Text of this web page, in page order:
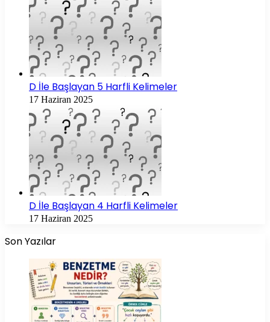
D İle Başlayan 5 Harfli Kelimeler
17 Haziran 2025
D İle Başlayan 4 Harfli Kelimeler
17 Haziran 2025
Son Yazılar